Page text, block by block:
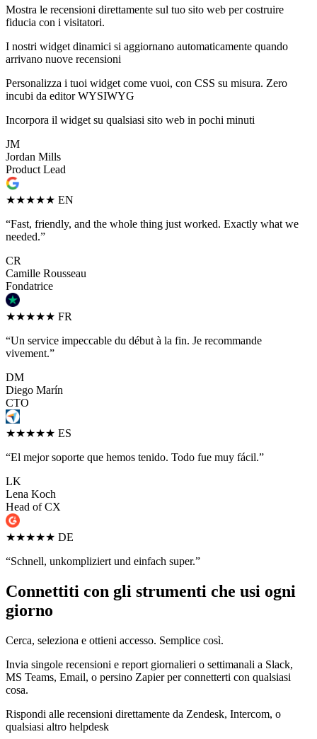
Mostra le recensioni direttamente sul tuo sito web per costruire
fiducia con i visitatori.
I nostri widget dinamici si aggiornano automaticamente quando
arrivano nuove recensioni
Personalizza i tuoi widget come vuoi, con CSS su misura. Zero
incubi da editor WYSIWYG
Incorpora il widget su qualsiasi sito web in pochi minuti
JM
Jordan Mills
Product Lead
★★★★★ EN
“Fast, friendly, and the whole thing just worked. Exactly what we
needed.”
CR
Camille Rousseau
Fondatrice
★★★★★ FR
“Un service impeccable du début à la fin. Je recommande
vivement.”
DM
Diego Marín
CTO
★★★★★ ES
“El mejor soporte que hemos tenido. Todo fue muy fácil.”
LK
Lena Koch
Head of CX
★★★★★ DE
“Schnell, unkompliziert und einfach super.”
Connettiti con gli strumenti che usi ogni
giorno
Cerca, seleziona e ottieni accesso. Semplice così.
Invia singole recensioni e report giornalieri o settimanali a Slack,
MS Teams, Email, o persino Zapier per connetterti con qualsiasi
cosa.
Rispondi alle recensioni direttamente da Zendesk, Intercom, o
qualsiasi altro helpdesk